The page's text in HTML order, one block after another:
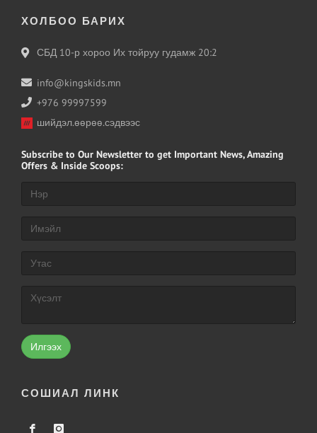
ХОЛБОО БАРИХ
СБД 10-р хороо Их тойруу гудамж 20:2
info@kingskids.mn
+976 99997599
шийдэл.өөрөө.сэдвээс
Subscribe to Our Newsletter to get Important News, Amazing
Offers & Inside Scoops:
Илгээх
СОШИАЛ ЛИНК